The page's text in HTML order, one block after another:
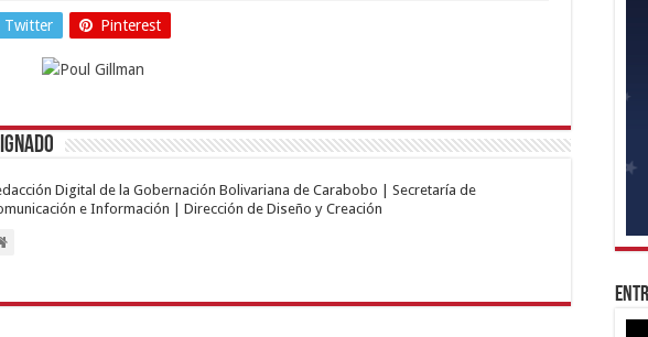
Twitter Pinterest
Digital de la Gobernación Bolivariana de Carabobo | Secretaría de
e Información | Dirección de Diseño y Creación